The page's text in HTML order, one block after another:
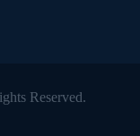
Reserved.